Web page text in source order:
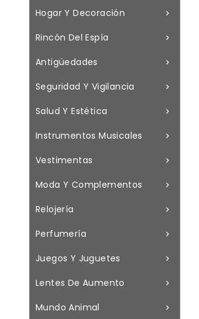

Hogar Y Decoración

Rincón Del Espía

Antigüedades

Seguridad Y Vigilancia

Salud Y Estética

Instrumentos Musicales

Vestimentas

Moda Y Complementos

Relojería

Perfumería

Juegos Y Juguetes

Lentes De Aumento

Mundo Animal